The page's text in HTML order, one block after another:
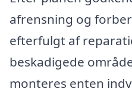
afrensning og
efterfulgt af
beskadigede
monteres enten